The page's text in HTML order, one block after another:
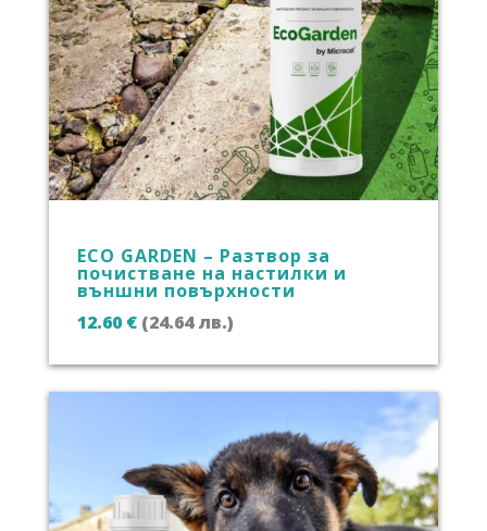
ECO GARDEN – Разтвор за
почистване на настилки и
външни повърхности
12.60 € (24.64 лв.)